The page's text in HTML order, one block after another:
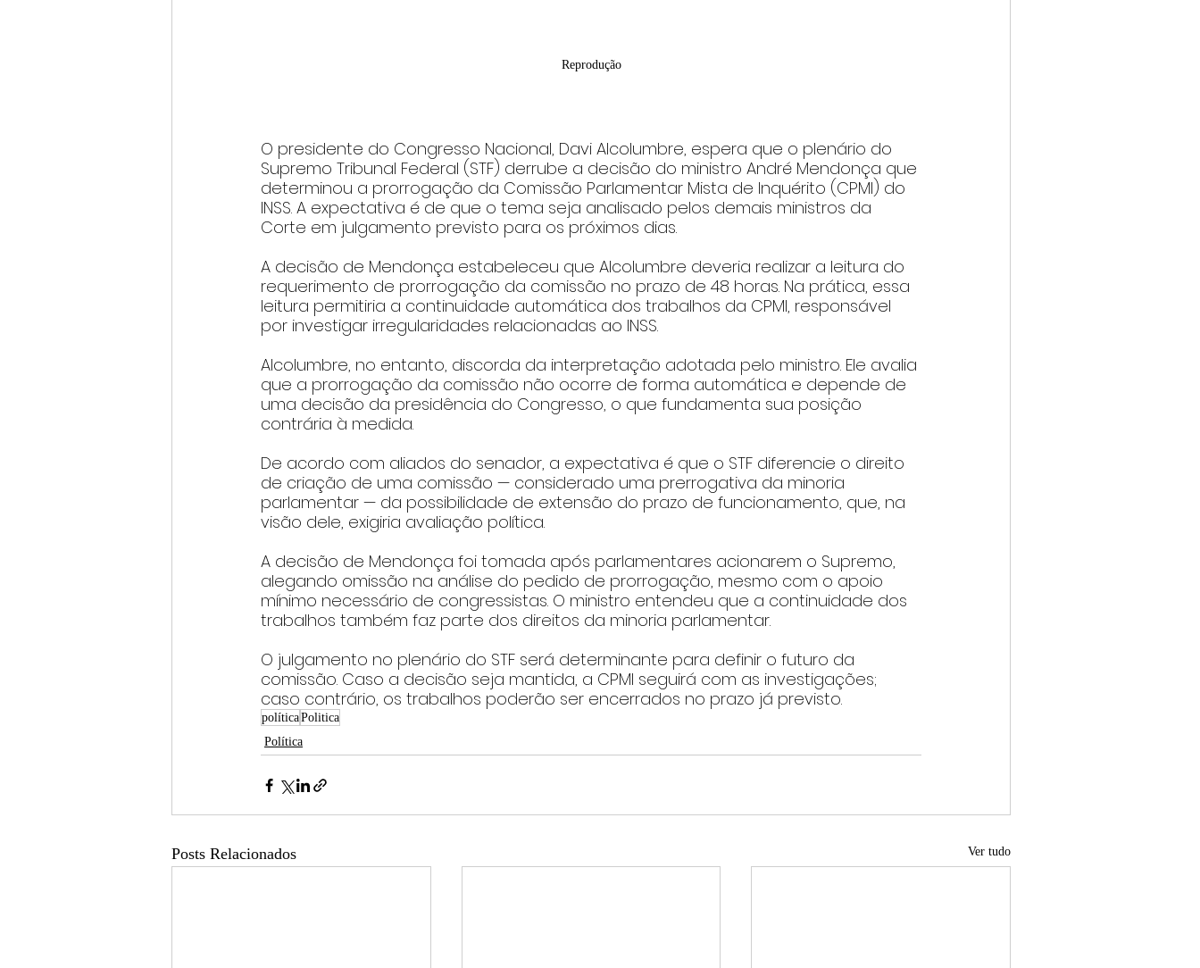
Reprodução
O presidente do Congresso Nacional, Davi Alcolumbre, espera que o plenário do
Supremo Tribunal Federal (STF) derrube a decisão do ministro André Mendonça que
determinou a prorrogação da Comissão Parlamentar Mista de Inquérito (CPMI) do
INSS. A expectativa é de que o tema seja analisado pelos demais ministros da
Corte em julgamento previsto para os próximos dias.
A decisão de Mendonça estabeleceu que Alcolumbre deveria realizar a leitura do
requerimento de prorrogação da comissão no prazo de 48 horas. Na prática, essa
leitura permitiria a continuidade automática dos trabalhos da CPMI, responsável
por investigar irregularidades relacionadas ao INSS.
Alcolumbre, no entanto, discorda da interpretação adotada pelo ministro. Ele avalia
que a prorrogação da comissão não ocorre de forma automática e depende de
uma decisão da presidência do Congresso, o que fundamenta sua posição
contrária à medida.
De acordo com aliados do senador, a expectativa é que o STF diferencie o direito
de criação de uma comissão — considerado uma prerrogativa da minoria
parlamentar — da possibilidade de extensão do prazo de funcionamento, que, na
visão dele, exigiria avaliação política.
A decisão de Mendonça foi tomada após parlamentares acionarem o Supremo,
alegando omissão na análise do pedido de prorrogação, mesmo com o apoio
mínimo necessário de congressistas. O ministro entendeu que a continuidade dos
trabalhos também faz parte dos direitos da minoria parlamentar.
O julgamento no plenário do STF será determinante para definir o futuro da
comissão. Caso a decisão seja mantida, a CPMI seguirá com as investigações;
caso contrário, os trabalhos poderão ser encerrados no prazo já previsto.
políticaPolitica
Política
Posts Relacionados Ver tudo